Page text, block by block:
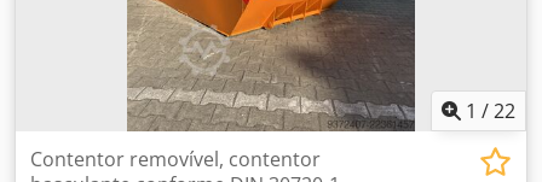
anticorrosivo
1 /22
Contentor removível, contentor